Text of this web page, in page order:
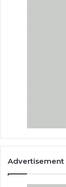
Advertisement